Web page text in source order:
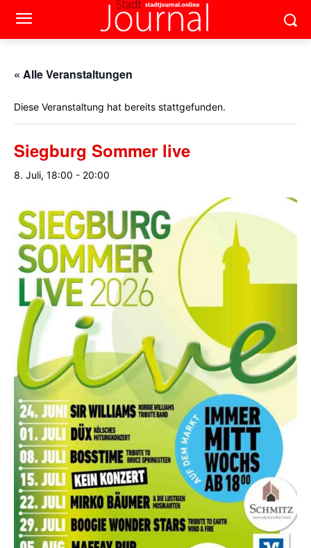
« Alle Veranstaltungen
Diese Veranstaltung hat bereits stattgefunden.
Siegburg Sommer live
8. Juli, 18:00 - 20:00